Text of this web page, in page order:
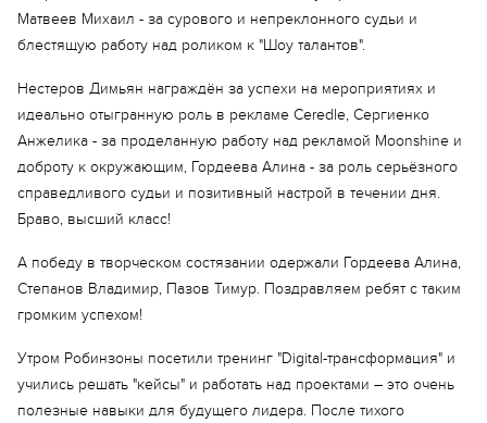
Матвеев Михаил - за сурового и непреклонного судьи и
блестящую работу над роликом к "Шоу талантов".
Нестеров Димьян награждён за успехи на мероприятиях и
идеально отыгранную роль в рекламе Ceredle, Сергиенко
Анжелика - за проделанную работу над рекламой Moonshine и
доброту к окружающим, Гордеева Алина - за роль серьёзного
справедливого судьи и позитивный настрой в течении дня.
Браво, высший класс!
А победу в творческом состязании одержали Гордеева Алина,
Степанов Владимир, Пазов Тимур. Поздравляем ребят с таким
громким успехом!
Утром Робинзоны посетили тренинг "Digital-трансформация" и
учились решать "кейсы" и работать над проектами – это очень
полезные навыки для будущего лидера. После тихого